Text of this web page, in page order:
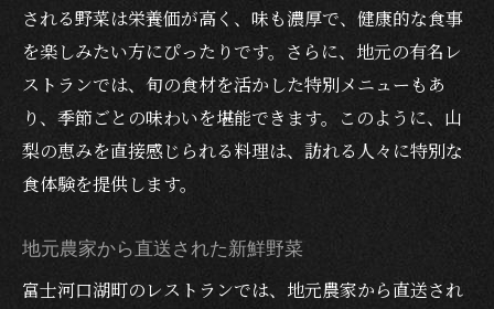
される野菜は栄養価が高く、味も濃厚で、健康的な食事
を楽しみたい方にぴったりです。さらに、地元の有名レ
ストランでは、旬の食材を活かした特別メニューもあ
り、季節ごとの味わいを堪能できます。このように、山
梨の恵みを直接感じられる料理は、訪れる人々に特別な
食体験を提供します。
地元農家から直送された新鮮野菜
富士河口湖町のレストランでは、地元農家から直送され